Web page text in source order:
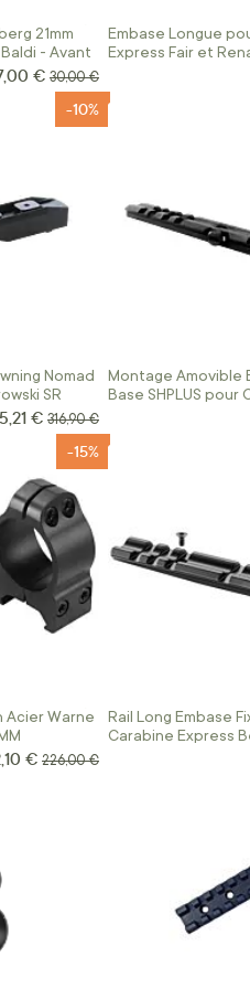
21mm
- Avant
Spécial
€ Prix normal
30,00 €
Embase Longue
Express Fair et
Nomad
SR
-10%
Spécial
€ Prix normal
316,90 €
Montage Amovible
Base SHPLUS pour
Acier Warne
-15%
€ Prix normal
226,00 €
Rail Long Embase
Carabine Express